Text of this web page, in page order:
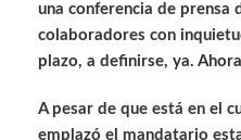
una conferencia de prensa
colaboradores con
plazo, a definirse, ya.
A pesar de que está en el
emplazó el mandatario